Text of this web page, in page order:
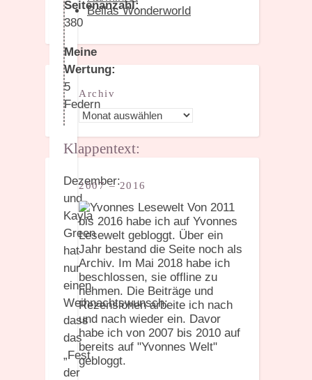
Seitenanzahl:
380
Meine
Wertung:
5
Federn
Klappentext:
Dezember:
und
Kayla
Green
hat
nur
einen
Weihnachtswunsch:
dass
das
„Fest
der
Bellas Wonderworld
Archiv
Archiv
2007 – 2016
Von 2011
bis 2016 habe ich auf Yvonnes
Lesewelt gebloggt. Über ein
Jahr bestand die Seite noch als
Archiv. Im Mai 2018 habe ich
beschlossen, sie offline zu
nehmen. Die Beiträge und
Rezensionen arbeite ich nach
und nach wieder ein. Davor
habe ich von 2007 bis 2010 auf
bereits auf "Yvonnes Welt"
gebloggt.